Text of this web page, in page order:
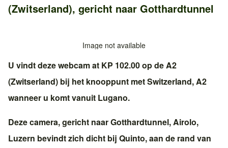
(Zwitserland), gericht naar Gotthardtunnel
Image not available
U vindt deze webcam at KP 102.00 op deA2
(Zwitserland) bij het knooppunt metSwitzerland, A2
wanneer u komt vanuit Lugano.
Deze camera, gericht naarGotthardtunnel,Airolo,
Luzern bevindt zich dicht bij Quinto, aan de rand van